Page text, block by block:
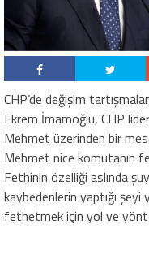
CHP’de değişim
Ekrem İmamoğlu, CHP
Mehmet üzerinden bir
Mehmet nice komutanın
Fethinin özelliği aslında
kaybedenlerin yaptığı
fethetmek için yol ve